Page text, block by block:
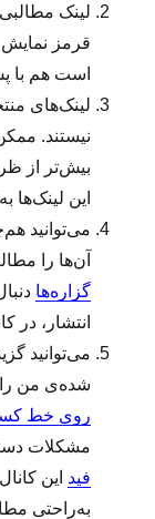
لینک‌
قرمز
است هم با
لینک‌‌های
نیستند.
بیش‌تر از
این
می‌توانید
آن‌ها را
گزاره‌ها
انتشار، در
می‌توانید
شده‌ی من را
روی خط
مشکلات
فید این
به‌راحتی